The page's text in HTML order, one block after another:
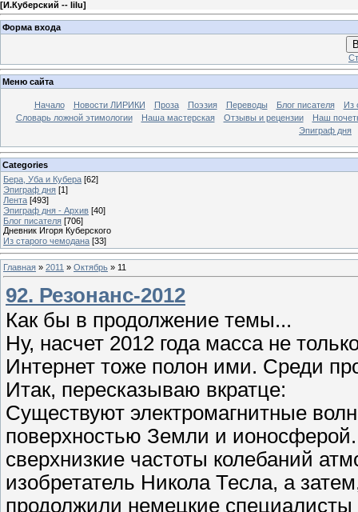
[И.Куберский -- lilu]
Форма входа
Меню сайта
Начало Новости ЛИРИКИ Проза Поэзия Переводы Блог писателя
Из
Словарь ложной этимологии
Наша мастерская Отзывы и рецензии
Наш
Эпиграф дня
Categories
Бера, Уба и Кубера [62]
Эпиграф дня [1]
Лента [493]
Эпиграф дня - Архив [40]
Блог писателя [706]
Дневник Игоря Куберского
Из старого чемодана [33]
Главная » 2011 » Октябрь » 11
92. Резонанс-2012
Как бы в продолжение темы...
Ну, насчет 2012 года масса не
Интернет тоже полон ими. Среди
Итак, пересказываю вкратце:
Существуют электромагнитные
поверхностью Земли и
сверхнизкие частоты колебаний
изобретатель Никола Тесла, а
продолжили немецкие